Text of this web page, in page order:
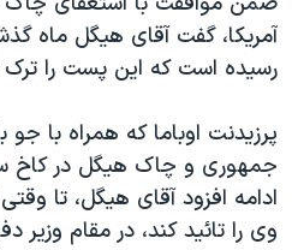
تریبونال مردمی آبان ۹۸
دادگاه حمید نوری
قانون شفافیت دارائی کادر رهبری
اعتراضات مردمی آبان ۹۸
اسرائیل در جنگ
آمریکا، گفت آقای هیگل ماه
رسیده است که این پست را ترک
پرزیدنت اوباما که همراه با
جمهوری و چاک هیگل در کاخ
ادامه افزود آقای هیگل، تا
وی را تائید کند، در مقام وزیر